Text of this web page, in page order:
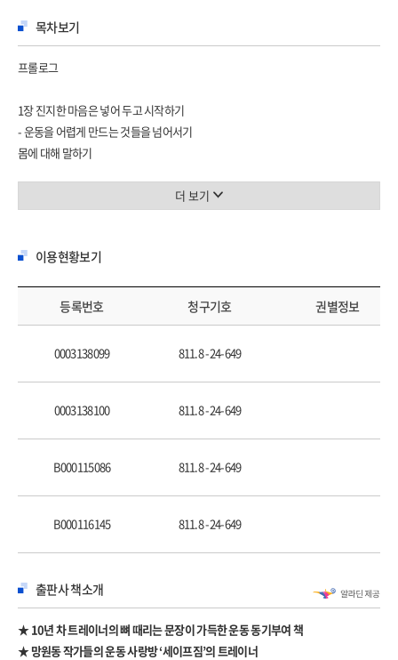
목차보기
프롤로그
1장 진지한 마음은 넣어 두고 시작하기
- 운동을 어렵게 만드는 것들을 넘어서기
몸에 대해 말하기
성희롱과 동기부여 사이
좋아 보이는 몸의 비밀
우리는 힘 빼는 법을 몰라
무한대의 체력
더 나은 삶을 위한 휴식 3-초록 팔레트
유산소 너무 싫어 으악
삐뚤어진 세상에서 반듯하게 사는 법
더 나은 삶을 위한 운동 1-허밍
회복과 성장
칼로리의 비밀
더 나은 삶을 위한 운동 2-청소
운다고 근 손실 오지 않습니다
완벽한 단 하나의 목표
더 보기
이용현황보기
등록번호 청구기호 권별정보
0003138099 811.8 -24-649
0003138100 811.8 -24-649
B000115086 811.8 -24-649
B000116145 811.8 -24-649
출판사 책소개
★ 10년 차 트레이너의 뼈 때리는 문장이 가득한 운동 동기부여 책
★ 망원동 작가들의 운동 사랑방 ‘세이프짐’의 트레이너